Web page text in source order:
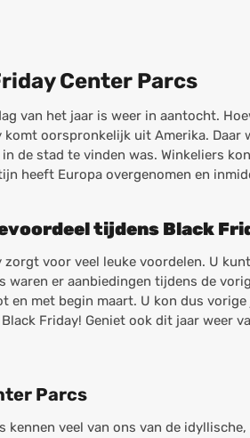
Center Parcs
van het jaar is weer in aantocht.
komt oorspronkelijk uit Amerika. Daar
de stad te vinden was. Winkeliers
heeft Europa overgenomen en
tijdens Black
zorgt voor veel leuke voordelen. U
waren er aanbiedingen tijdens de
en met begin maart. U kon dus
Friday! Geniet ook dit jaar weer
Parcs
kennen veel van ons van de